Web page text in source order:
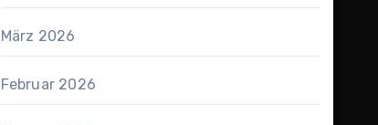
März 2026
Februar 2026